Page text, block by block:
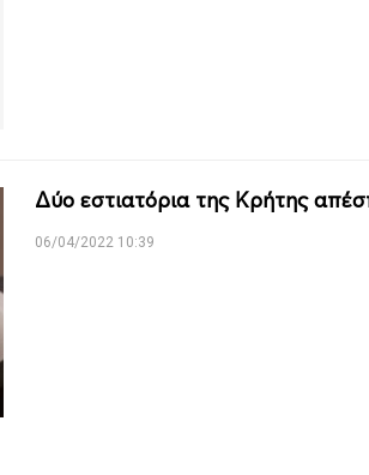
Δύο εστιατόρια της Κρήτης
06/04/2022 10:39